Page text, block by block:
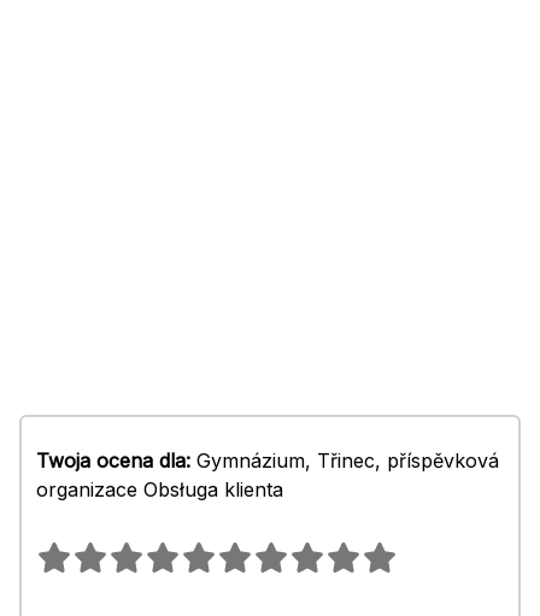
Twoja ocena dla: Gymnázium, Třinec, příspěvková
organizace Obsługa klienta